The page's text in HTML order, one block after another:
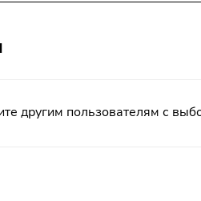
другим пользователям с